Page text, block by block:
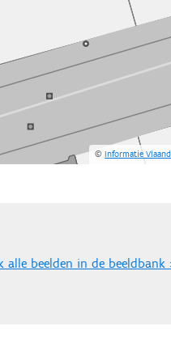
©Informatie
alle beelden in de beeldbank